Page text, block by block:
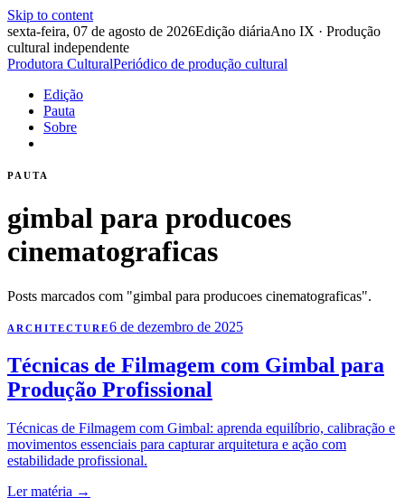
Skip to content
sexta-feira, 07 de agosto de 2026Edição diáriaAno IX · Produção
cultural independente
Produtora CulturalPeriódico de produção cultural
Edição
Pauta
Sobre
PAUTA
gimbal para producoes
cinematograficas
Posts marcados com "gimbal para producoes cinematograficas".
ARCHITECTURE6 de dezembro de 2025
Técnicas de Filmagem com Gimbal para
Produção Profissional
Técnicas de Filmagem com Gimbal: aprenda equilíbrio, calibração e
movimentos essenciais para capturar arquitetura e ação com
estabilidade profissional.
Ler matéria →